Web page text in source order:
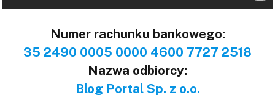
Numer rachunku bankowego:
35 2490 0005 0000 4600 7727 2518
Nazwa odbiorcy:
Blog Portal Sp. z o.o.